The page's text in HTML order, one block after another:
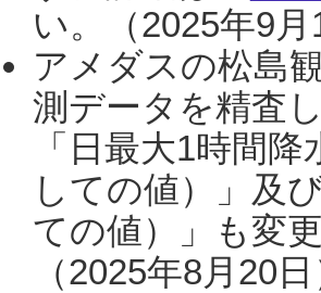
い。（2025年9月
アメダスの松島
測データを精査
「日最大1時間
しての値）」及
ての値）」も変
（2025年8月20日